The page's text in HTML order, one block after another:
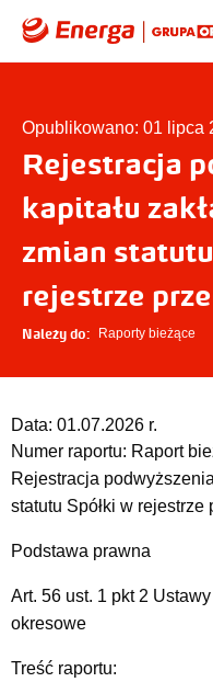
Opublikowano: 01 lipca
Rejestracja
kapitału
zmian
rejestrze
Należy do: Raporty bieżące
Data: 01.07.2026 r.
Numer raportu: Raport
Rejestracja
statutu Spółki w
Podstawa prawna
Art. 56 ust. 1 pkt 2
okresowe
Treść raportu: